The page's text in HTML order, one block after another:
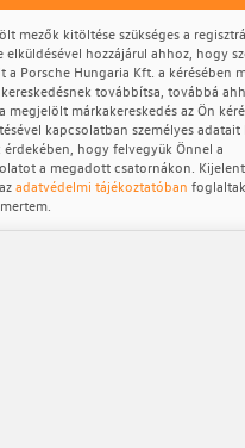
mezők kitöltése szükséges a
elküldésével hozzájárul ahhoz, hogy
a Porsche Hungaria Kft. a kérésében
továbbítsa, továbbá
megjelölt márkakereskedés az Ön
kapcsolatban személyes adatait
érdekében, hogy felvegyük Önnel a
a megadott csatornákon.
adatvédelmi tájékoztatóban